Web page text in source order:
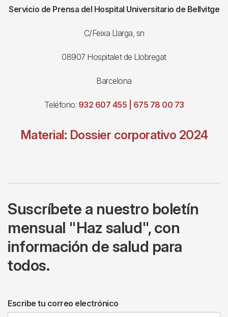
Servicio de Prensa del Hospital Universitario de Bellvitge
C/Feixa Llarga, sn
08907 Hospitalet de Llobregat
Barcelona
Teléfono: 932 607 455 | 675 78 00 73
Material: Dossier corporativo 2024
Suscríbete a nuestro boletín
mensual "Haz salud", con
información de salud para
todos.
Escribe tu correo electrónico